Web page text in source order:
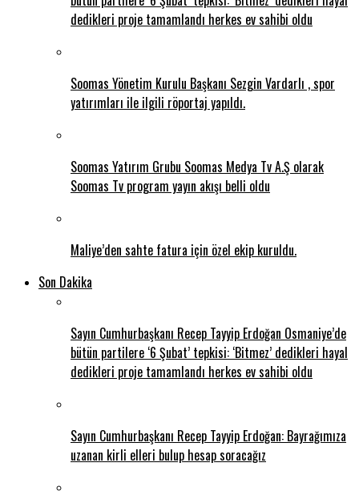
dedikleri proje tamamlandı herkes ev sahibi oldu
Soomas Yönetim Kurulu Başkanı Sezgin Vardarlı , spor
yatırımları ile ilgili röportaj yapıldı.
Soomas Yatırım Grubu Soomas Medya Tv A.Ş olarak
Soomas Tv program yayın akışı belli oldu
Maliye’den sahte fatura için özel ekip kuruldu.
Son Dakika
Sayın Cumhurbaşkanı Recep Tayyip Erdoğan Osmaniye’de
bütün partilere ‘6 Şubat’ tepkisi: ‘Bitmez’ dedikleri hayal
dedikleri proje tamamlandı herkes ev sahibi oldu
Sayın Cumhurbaşkanı Recep Tayyip Erdoğan: Bayrağımıza
uzanan kirli elleri bulup hesap soracağız